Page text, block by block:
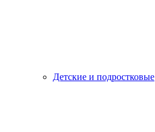
Детские и подростковые